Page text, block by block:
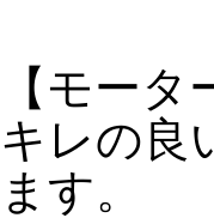
【モー
キレの良
ます。